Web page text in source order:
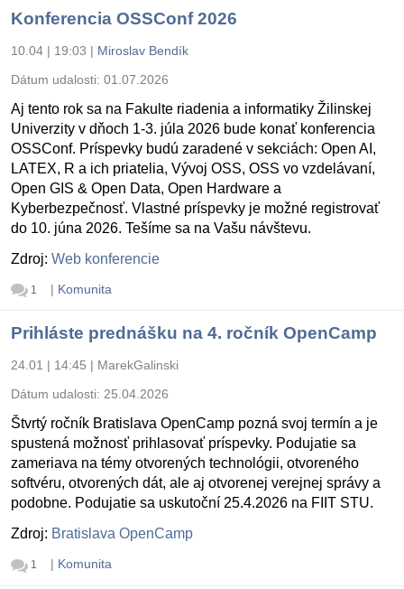
Konferencia OSSConf 2026
10.04 | 19:03 | Miroslav Bendík
Dátum udalosti: 01.07.2026
Aj tento rok sa na Fakulte riadenia a informatiky Žilinskej
Univerzity v dňoch 1-3. júla 2026 bude konať konferencia
OSSConf. Príspevky budú zaradené v sekciách: Open AI,
LATEX, R a ich priatelia, Vývoj OSS, OSS vo vzdelávaní,
Open GIS & Open Data, Open Hardware a
Kyberbezpečnosť. Vlastné príspevky je možné registrovať
do 10. júna 2026. Tešíme sa na Vašu návštevu.
Zdroj: Web konferencie
1 | Komunita
Prihláste prednášku na 4. ročník OpenCamp
24.01 | 14:45 | MarekGalinski
Dátum udalosti: 25.04.2026
Štvrtý ročník Bratislava OpenCamp pozná svoj termín a je
spustená možnosť prihlasovať príspevky. Podujatie sa
zameriava na témy otvorených technológii, otvoreného
softvéru, otvorených dát, ale aj otvorenej verejnej správy a
podobne. Podujatie sa uskutoční 25.4.2026 na FIIT STU.
Zdroj: Bratislava OpenCamp
1 | Komunita